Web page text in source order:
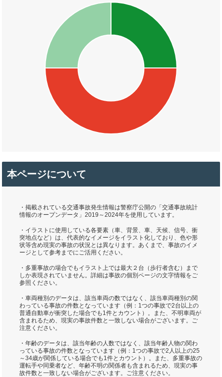
本ページについて
・掲載されている交通事故発生情報は警察庁公開の「交通事故統計
情報のオープンデータ」2019～2024年を使用しています。
・イラストに使用している各要素（車、背景、車、天候、信号、衝
突地点など）は、代表的なイメージをイラスト化しており、色や形
状等含め現実の事故の状況とは異なります。あくまで、事故のイメ
ージとして参考までにご活用ください。
・多重事故の場合でもイラスト上では最大２台（歩行者含む）まで
しか表現されていません。詳細は事故の個別ページの文字情報をご
参照ください。
・車両種別のデータは、該当車両の数ではなく、該当車両種別の関
わっている事故の件数となっています（例：1つの事故で2台以上の
普通自動車が衝突した場合でも1件とカウント）。また、不明車両が
含まれるため、現実の事故件数と一致しない場合がございます。ご
注意ください。
・年齢のデータは、該当年齢の人数ではなく、該当年齢人物の関わ
っている事故の件数となっています（例：1つの事故で2人以上の25
～34歳が関係している場合でも1件とカウント）。また、多重事故の
運転手や同乗者など、年齢不明の関係者も含まれるため、現実の事
故件数と一致しない場合がございます。ご注意ください。